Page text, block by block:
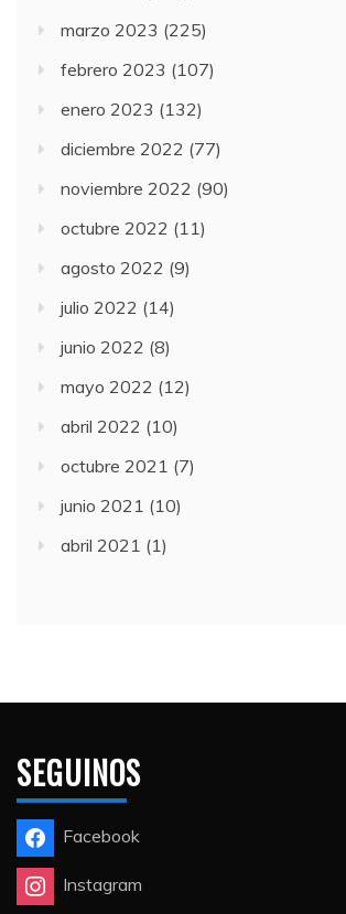
marzo 2023 (225)
febrero 2023 (107)
enero 2023 (132)
diciembre 2022 (77)
noviembre 2022 (90)
octubre 2022 (11)
agosto 2022 (9)
julio 2022 (14)
junio 2022 (8)
mayo 2022 (12)
abril 2022 (10)
octubre 2021 (7)
junio 2021 (10)
abril 2021 (1)
SEGUINOS
Facebook
Instagram